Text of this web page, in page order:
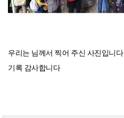
우리는 님께서 찍어 주신 사진입니다
기록 감사합니다